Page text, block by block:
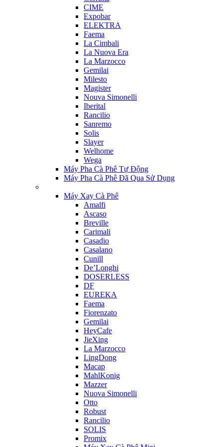
CIME
Expobar
ELEKTRA
Faema
La Cimbali
La Nuova Era
La Marzocco
Gemilai
Milesto
Magister
Nouva Simonelli
Iberital
Rancilio
Sanremo
Solis
Slayer
Welhome
Wega
Máy Pha Cà Phê Tự Động
Máy Pha Cà Phê Đã Qua Sử Dụng
Máy Xay Cà Phê
Amalfi
Ascaso
Breville
Carimali
Casadio
Casalano
Cunill
De’Longhi
DOSERLESS
DF
EUREKA
Faema
Fiorenzato
Gemilai
HeyCafe
JieXing
La Marzocco
LingDong
Macap
MahlKonig
Mazzer
Nuova Simonelli
Otto
Robust
Rancilio
SOLIS
Promix